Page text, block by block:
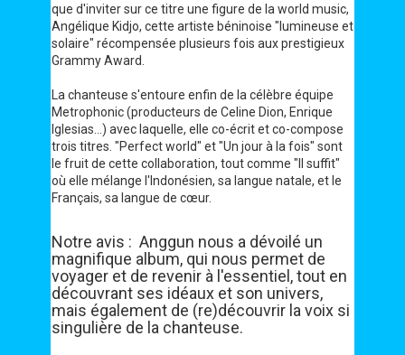
que d'inviter sur ce titre une figure de la world music,
Angélique Kidjo, cette artiste béninoise "lumineuse et
solaire" récompensée plusieurs fois aux prestigieux
Grammy Award.
La chanteuse s'entoure enfin de la célèbre équipe
Metrophonic (producteurs de Celine Dion, Enrique
Iglesias...) avec laquelle, elle co-écrit et co-compose
trois titres. "Perfect world" et "Un jour à la fois" sont
le fruit de cette collaboration, tout comme "Il suffit"
où elle mélange l'Indonésien, sa langue natale, et le
Français, sa langue de cœur.
Notre avis : Anggun nous a dévoilé un
magnifique album, qui nous permet de
voyager et de revenir à l'essentiel, tout en
découvrant ses idéaux et son univers,
mais également de (re)découvrir la voix si
singulière de la chanteuse.